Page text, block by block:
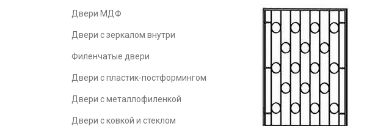
Двери МДФ
Двери с зеркалом внутри
Филенчатые двери
Двери с пластик-постформингом
Двери с металлофиленкой
Двери с ковкой и стеклом